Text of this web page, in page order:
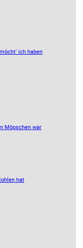
ich haben
Möpschen war
hat